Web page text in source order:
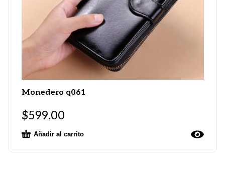
Monedero q061
$599.00
Añadir al carrito